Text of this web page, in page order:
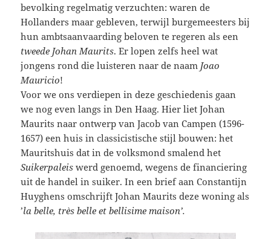
bevolking regelmatig verzuchten: waren de
Hollanders maar gebleven, terwijl burgemeesters bij
hun ambtsaanvaarding beloven te regeren als een
tweede Johan Maurits. Er lopen zelfs heel wat
jongens rond die luisteren naar de naam Joao
Mauricio!
Voor we ons verdiepen in deze geschiedenis gaan
we nog even langs in Den Haag. Hier liet Johan
Maurits naar ontwerp van Jacob van Campen (1596-
1657) een huis in classicistische stijl bouwen: het
Mauritshuis dat in de volksmond smalend het
Suikerpaleiswerd genoemd, wegens de financiering
uit de handel in suiker. In een brief aan Constantijn
Huyghens omschrijft Johan Maurits deze woning als
’la belle, très belle et bellisime maison’.